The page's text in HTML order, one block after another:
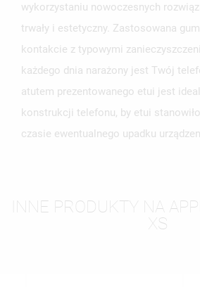
wykorzystaniu nowoczesnych
trwały i estetyczny. Zastosowana
kontakcie z typowymi
każdego dnia narażony jest Twój
atutem prezentowanego etui jest
konstrukcji telefonu, by etui
czasie ewentualnego upadku
INNE PRODUKTY NA
XS